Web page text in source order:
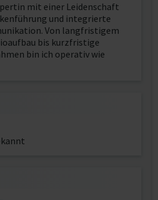
mit einer Leidenschaft
und integrierte
Von langfristigem
bis kurzfristige
bin ich operativ wie